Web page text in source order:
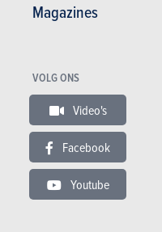
Magazines
VOLG ONS
Video's
Facebook
Youtube